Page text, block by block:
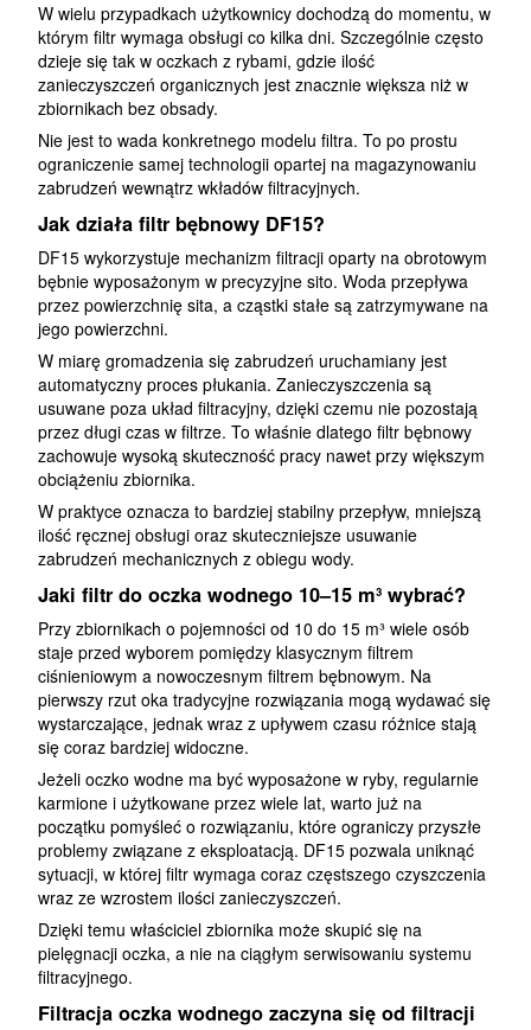
W wielu przypadkach użytkownicy dochodzą do momentu, w
którym filtr wymaga obsługi co kilka dni. Szczególnie często
dzieje się tak w oczkach z rybami, gdzie ilość
zanieczyszczeń organicznych jest znacznie większa niż w
zbiornikach bez obsady.
Nie jest to wada konkretnego modelu filtra. To po prostu
ograniczenie samej technologii opartej na magazynowaniu
zabrudzeń wewnątrz wkładów filtracyjnych.
Jak działa filtr bębnowy DF15?
DF15 wykorzystuje mechanizm filtracji oparty na obrotowym
bębnie wyposażonym w precyzyjne sito. Woda przepływa
przez powierzchnię sita, a cząstki stałe są zatrzymywane na
jego powierzchni.
W miarę gromadzenia się zabrudzeń uruchamiany jest
automatyczny proces płukania. Zanieczyszczenia są
usuwane poza układ filtracyjny, dzięki czemu nie pozostają
przez długi czas w filtrze. To właśnie dlatego filtr bębnowy
zachowuje wysoką skuteczność pracy nawet przy większym
obciążeniu zbiornika.
W praktyce oznacza to bardziej stabilny przepływ, mniejszą
ilość ręcznej obsługi oraz skuteczniejsze usuwanie
zabrudzeń mechanicznych z obiegu wody.
Jaki filtr do oczka wodnego 10–15 m³ wybrać?
Przy zbiornikach o pojemności od 10 do 15 m³ wiele osób
staje przed wyborem pomiędzy klasycznym filtrem
ciśnieniowym a nowoczesnym filtrem bębnowym. Na
pierwszy rzut oka tradycyjne rozwiązania mogą wydawać się
wystarczające, jednak wraz z upływem czasu różnice stają
się coraz bardziej widoczne.
Jeżeli oczko wodne ma być wyposażone w ryby, regularnie
karmione i użytkowane przez wiele lat, warto już na
początku pomyśleć o rozwiązaniu, które ograniczy przyszłe
problemy związane z eksploatacją. DF15 pozwala uniknąć
sytuacji, w której filtr wymaga coraz częstszego czyszczenia
wraz ze wzrostem ilości zanieczyszczeń.
Dzięki temu właściciel zbiornika może skupić się na
pielęgnacji oczka, a nie na ciągłym serwisowaniu systemu
filtracyjnego.
Filtracja oczka wodnego zaczyna się od filtracji